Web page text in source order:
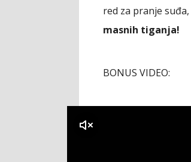
red za pranje suđa,
masnih tiganja!
BONUS VIDEO: